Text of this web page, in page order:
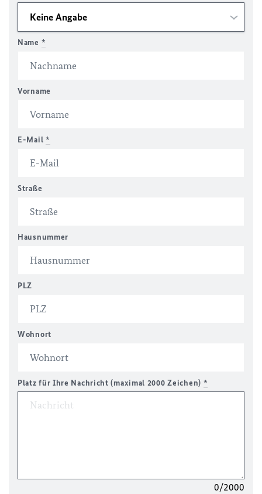
Name *
Vorname
E-Mail *
Straße
Hausnummer
PLZ
Wohnort
Platz für Ihre Nachricht (maximal 2000 Zeichen) *
0/2000